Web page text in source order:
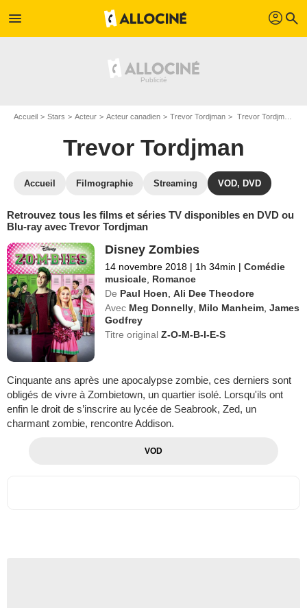
menu profil search
Accueil Stars Acteur Acteur canadien Trevor Tordjman Trevor Tordjman : ses Blu-Ray, DVD, VOD, SVOD
Trevor Tordjman
Accueil Filmographie Streaming VOD, DVD
Retrouvez tous les films et séries TV disponibles en DVD ou
Blu-ray avec Trevor Tordjman
Disney Zombies
14 novembre 2018 | 1h 34min | Comédie
musicale Romance
De Paul Hoen ,Ali Dee Theodore
Avec Meg Donnelly Milo Manheim ,James
Godfrey
Titre originalZ-O-M-B-I-E-S
Cinquante ans après une apocalypse zombie, ces derniers sont
obligés de vivre à Zombietown, un quartier isolé. Lorsqu'ils ont
enfin le droit de s’inscrire au lycée de Seabrook, Zed, un
charmant zombie, rencontre Addison.
VOD